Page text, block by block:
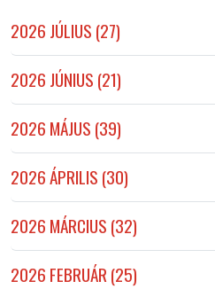
2026 JÚLIUS (27)
2026 JÚNIUS (21)
2026 MÁJUS (39)
2026 ÁPRILIS (30)
2026 MÁRCIUS (32)
2026 FEBRUÁR (25)